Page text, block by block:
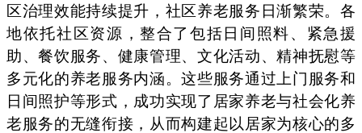
区治理效能持续提升，社区养老服务日渐繁荣。各
地依托社区资源，整合了包括日间照料、紧急援
助、餐饮服务、健康管理、文化活动、精神抚慰等
多元化的养老服务内涵。这些服务通过上门服务和
日间照护等形式，成功实现了居家养老与社会化养
老服务的无缝衔接，从而构建起以居家为核心的多